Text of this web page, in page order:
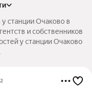
станции Очаково в
и собственников
у станции Очаково